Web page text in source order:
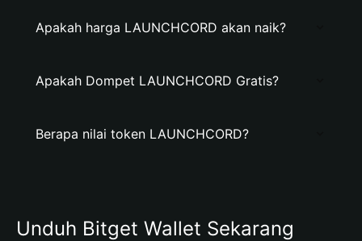
Apakah harga LAUNCHCORD akan naik?
Apakah Dompet LAUNCHCORD Gratis?
Berapa nilai token LAUNCHCORD?
Unduh Bitget Wallet Sekarang